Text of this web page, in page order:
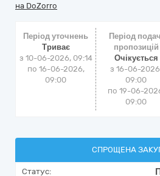
на DoZorro
Період уточнень
Триває
з 10-06-2026, 09:14
по 16-06-2026,
09:00
Період
пропозицій
Очікується
з 16-06-
09:00
по 19-06-
09:00
СПРОЩЕНА
Статус: